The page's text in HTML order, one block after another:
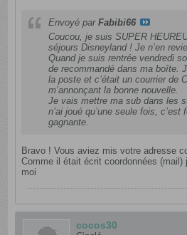
Envoyé parFabibi66
Coucou, je suis SUPER
séjours Disneyland ! Je n’en
Quand je suis rentrée vendredi
de recommandé dans ma boîte.
la poste et c’était un courrier de
m’annonçant la bonne nouvelle.
Je vais mettre ma sub dans les
n’ai joué qu’une seule fois,
gagnante.
Bravo ! Vous aviez mis votre adresse
Comme il était écrit coordonnées (mail)
moi
cocos30